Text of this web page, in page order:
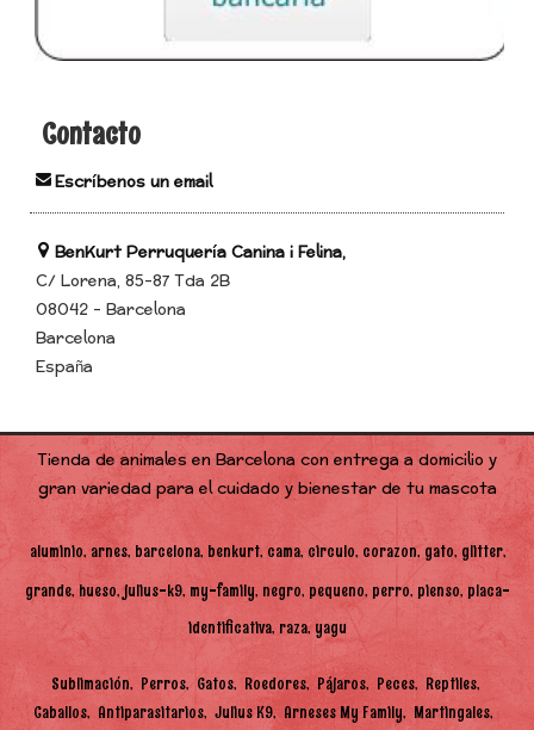
Contacto
Escríbenos un email
BenKurt Perruquería Canina i Felina,
C/ Lorena, 85-87 Tda 2B
08042 - Barcelona
Barcelona
España
Tienda de animales en Barcelona con entrega a domicilio y
gran variedad para el cuidado y bienestar de tu mascota
aluminio arnes barcelona benkurt cama circulo corazon gato glitter
grande hueso julius-k9 my-family negro pequeno perro pienso placa-
identificativa raza yagu
Sublimación Perros Gatos Roedores Pájaros Peces
Reptiles
Caballos Antiparasitarios Julius K9 Arneses My Family Martingales